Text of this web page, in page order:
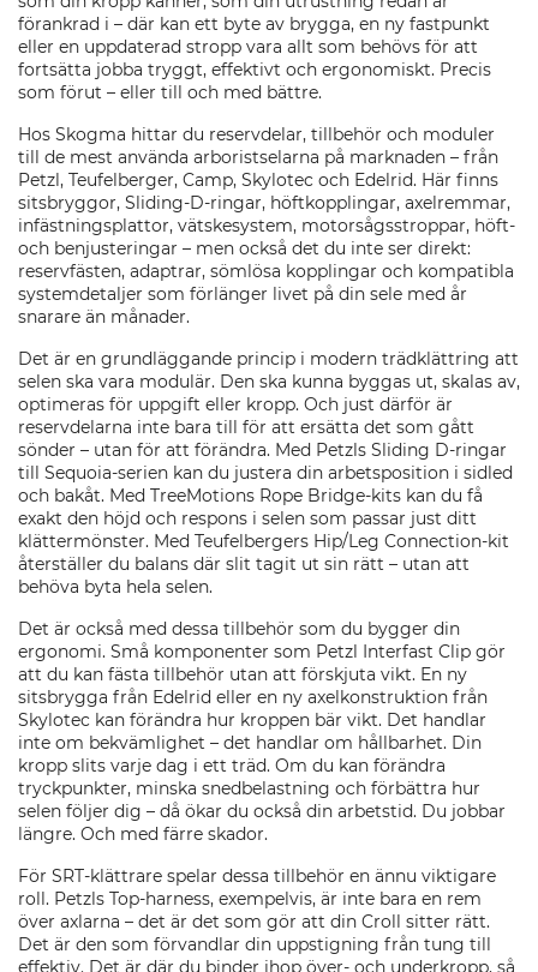
förankrad i – där kan ett byte av brygga, en ny fastpunkt
eller en uppdaterad stropp vara allt som behövs för att
fortsätta jobba tryggt, effektivt och ergonomiskt. Precis
som förut – eller till och med bättre.
Hos Skogma hittar du reservdelar, tillbehör och moduler
till de mest använda arboristselarna på marknaden – från
Petzl, Teufelberger, Camp, Skylotec och Edelrid. Här finns
sitsbryggor, Sliding-D-ringar, höftkopplingar, axelremmar,
infästningsplattor, vätskesystem, motorsågsstroppar, höft-
och benjusteringar – men också det du inte ser direkt:
reservfästen, adaptrar, sömlösa kopplingar och kompatibla
systemdetaljer som förlänger livet på din sele med år
snarare än månader.
Det är en grundläggande princip i modern trädklättring att
selen ska vara modulär. Den ska kunna byggas ut, skalas av,
optimeras för uppgift eller kropp. Och just därför är
reservdelarna inte bara till för att ersätta det som gått
sönder – utan för att förändra. Med Petzls Sliding D-ringar
till Sequoia-serien kan du justera din arbetsposition i sidled
och bakåt. Med TreeMotions Rope Bridge-kits kan du få
exakt den höjd och respons i selen som passar just ditt
klättermönster. Med Teufelbergers Hip/Leg Connection-kit
återställer du balans där slit tagit ut sin rätt – utan att
behöva byta hela selen.
Det är också med dessa tillbehör som du bygger din
ergonomi. Små komponenter som Petzl Interfast Clip gör
att du kan fästa tillbehör utan att förskjuta vikt. En ny
sitsbrygga från Edelrid eller en ny axelkonstruktion från
Skylotec kan förändra hur kroppen bär vikt. Det handlar
inte om bekvämlighet – det handlar om hållbarhet. Din
kropp slits varje dag i ett träd. Om du kan förändra
tryckpunkter, minska snedbelastning och förbättra hur
selen följer dig – då ökar du också din arbetstid. Du jobbar
längre. Och med färre skador.
För SRT-klättrare spelar dessa tillbehör en ännu viktigare
roll. Petzls Top-harness, exempelvis, är inte bara en rem
över axlarna – det är det som gör att din Croll sitter rätt.
Det är den som förvandlar din uppstigning från tung till
effektiv. Det är där du binder ihop över- och underkropp, så